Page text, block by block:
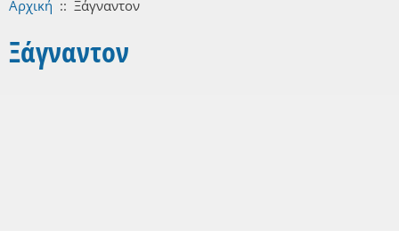
Αρχική :: Ξάγναντον
Ξάγναντον